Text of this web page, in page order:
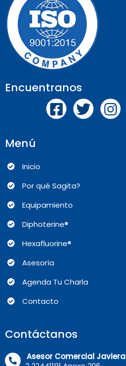
Encuentranos
Menú
Inicio
Por qué Sagita?
Equipamiento
Diphoterine®
Hexafluorine®
Asesoría
Agenda Tu Charla
Contacto
Contáctanos
Asesor Comercial Javiera